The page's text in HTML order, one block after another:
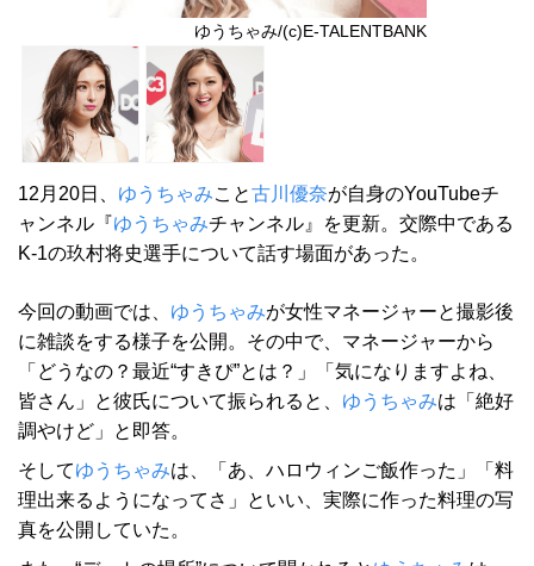
ゆうちゃみ/(c)E-TALENTBANK
12月20日、 ゆうちゃみこと古川優奈が自身のYouTubeチ
ャンネル『ゆうちゃみチャンネル』を更新。交際中である
K-1の玖村将史選手について話す場面があった。
今回の動画では、 ゆうちゃみが女性マネージャーと撮影後
に雑談をする様子を公開。その中で、マネージャーから
「どうなの？最近“すきぴ”とは？」「気になりますよね、
皆さん」と彼氏について振られると、 ゆうちゃみは「絶好
調やけど」と即答。
そしてゆうちゃみは、「あ、ハロウィンご飯作った」「料
理出来るようになってさ」といい、実際に作った料理の写
真を公開していた。